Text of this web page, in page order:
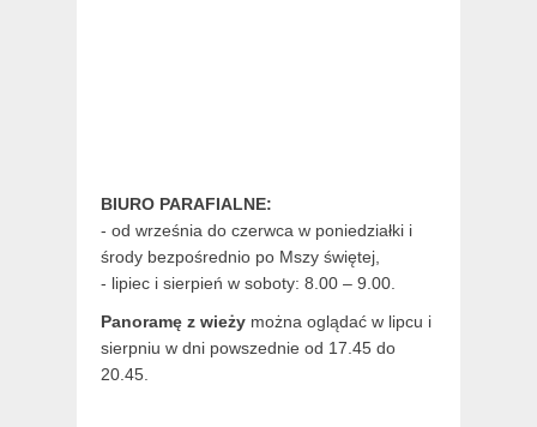
BIURO PARAFIALNE:
- od września do czerwca w poniedziałki i
środy bezpośrednio po Mszy świętej,
- lipiec i sierpień w soboty: 8.00 – 9.00.
Panoramę z wieży można oglądać w lipcu i
sierpniu w dni powszednie od 17.45 do
20.45.